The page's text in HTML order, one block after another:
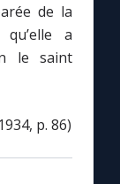
de la
a
le saint
p. 86)